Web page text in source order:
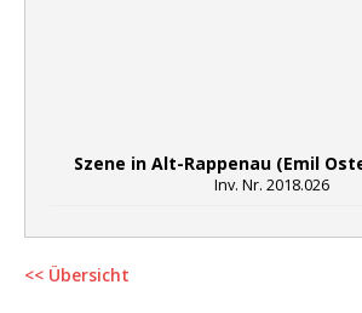
Szene in Alt-Rappenau (Emil
Inv. Nr. 2018.026
<< Übersicht